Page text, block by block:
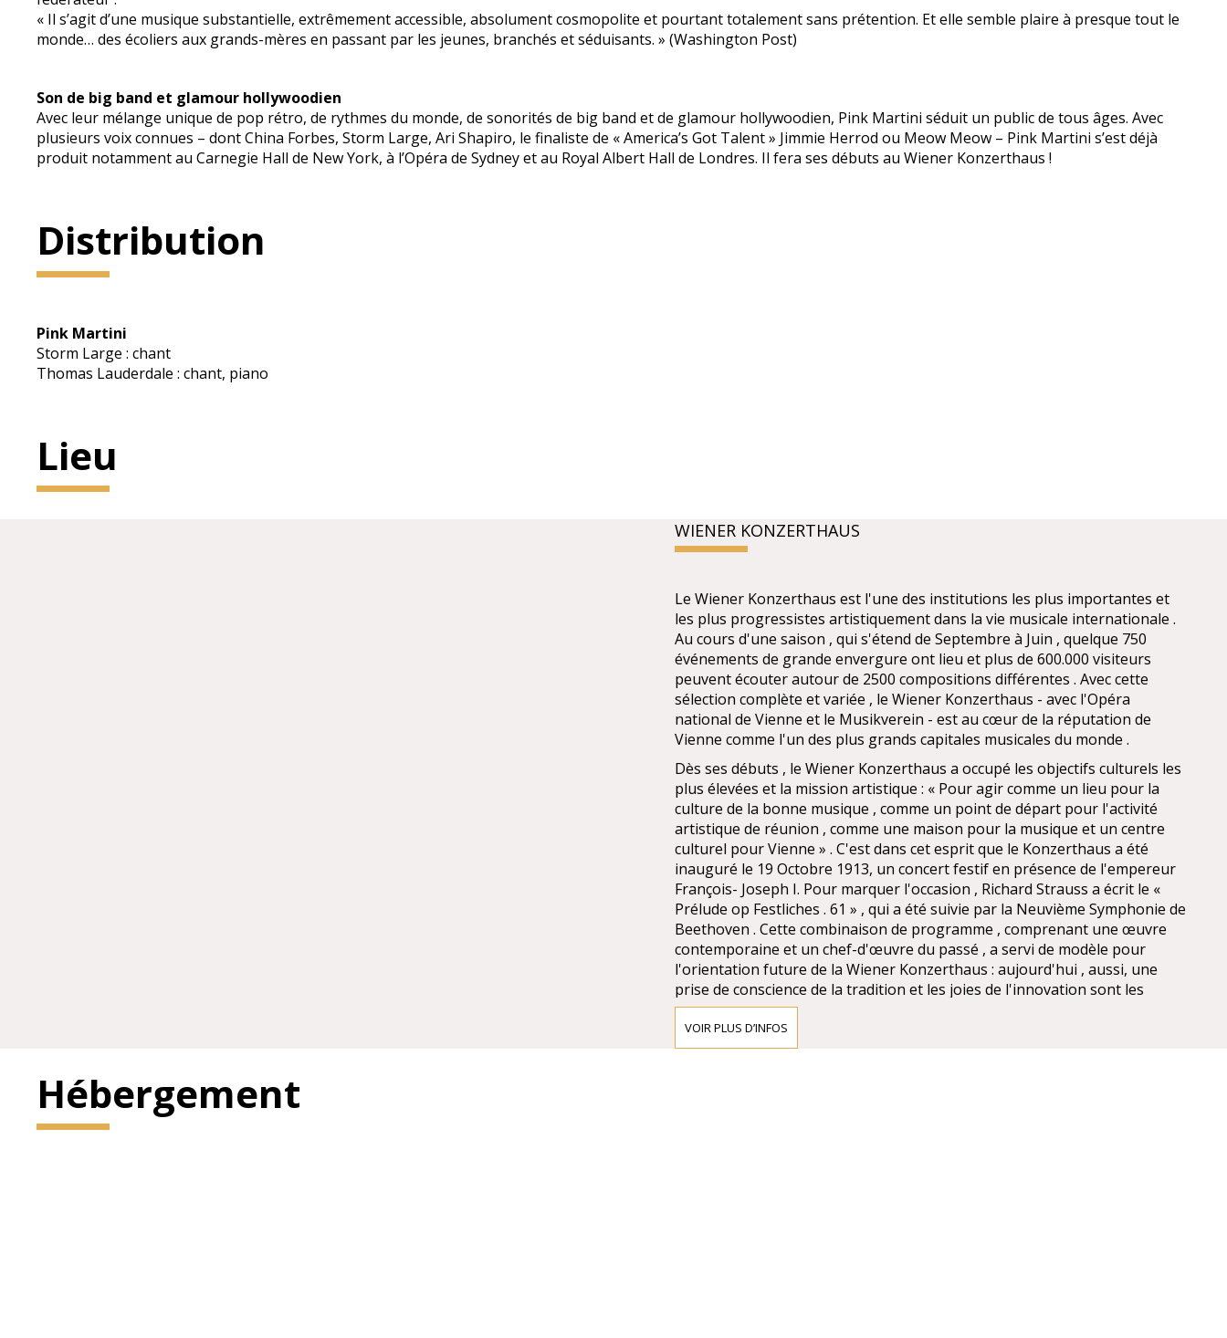
« Il s’agit d’une musique substantielle, extrêmement accessible, absolument cosmopolite et pourtant totalement sans prétention. Et elle semble plaire à presque tout le
monde… des écoliers aux grands-mères en passant par les jeunes, branchés et séduisants. » (Washington Post)
Son de big band et glamour hollywoodien
Avec leur mélange unique de pop rétro, de rythmes du monde, de sonorités de big band et de glamour hollywoodien, Pink Martini séduit un public de tous âges. Avec
plusieurs voix connues – dont China Forbes, Storm Large, Ari Shapiro, le finaliste de « America’s Got Talent » Jimmie Herrod ou Meow Meow – Pink Martini s’est déjà
produit notamment au Carnegie Hall de New York, à l’Opéra de Sydney et au Royal Albert Hall de Londres. Il fera ses débuts au Wiener Konzerthaus !
Distribution
Pink Martini
Storm Large : chant
Thomas Lauderdale : chant, piano
Lieu
WIENER KONZERTHAUS
Le Wiener Konzerthaus est l'une des institutions les plus importantes et
les plus progressistes artistiquement dans la vie musicale internationale .
Au cours d'une saison , qui s'étend de Septembre à Juin , quelque 750
événements de grande envergure ont lieu et plus de 600.000 visiteurs
peuvent écouter autour de 2500 compositions différentes . Avec cette
sélection complète et variée , le Wiener Konzerthaus - avec l'Opéra
national de Vienne et le Musikverein - est au cœur de la réputation de
Vienne comme l'un des plus grands capitales musicales du monde .
Dès ses débuts , le Wiener Konzerthaus a occupé les objectifs culturels les
plus élevées et la mission artistique : « Pour agir comme un lieu pour la
culture de la bonne musique , comme un point de départ pour l'activité
artistique de réunion , comme une maison pour la musique et un centre
culturel pour Vienne » . C'est dans cet esprit que le Konzerthaus a été
inauguré le 19 Octobre 1913, un concert festif en présence de l'empereur
François- Joseph I. Pour marquer l'occasion , Richard Strauss a écrit le «
Prélude op Festliches . 61 » , qui a été suivie par la Neuvième Symphonie de
Beethoven . Cette combinaison de programme , comprenant une œuvre
contemporaine et un chef-d'œuvre du passé , a servi de modèle pour
l'orientation future de la Wiener Konzerthaus : aujourd'hui , aussi, une
prise de conscience de la tradition et les joies de l'innovation sont les
piliers de l'identité artistique de la Konzerthaus .
VOIR PLUS D’INFOS
Hébergement